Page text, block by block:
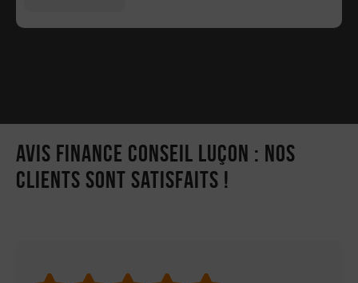
Avis Finance Conseil Luçon : nos
clients sont satisfaits !